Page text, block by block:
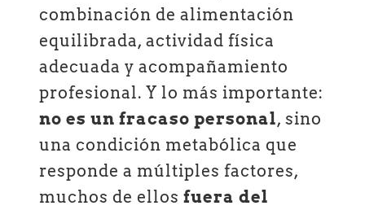
combinación de alimentación
equilibrada, actividad física
adecuada y acompañamiento
profesional. Y lo más importante:
no es un fracaso personal, sino
una condición metabólica que
responde a múltiples factores,
muchos de ellosfuera del